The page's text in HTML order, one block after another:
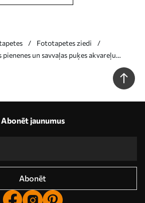
Fototapetes ziedi
un savvaļas puķes akvareļu
Abonēt jaunumus
Abonēt